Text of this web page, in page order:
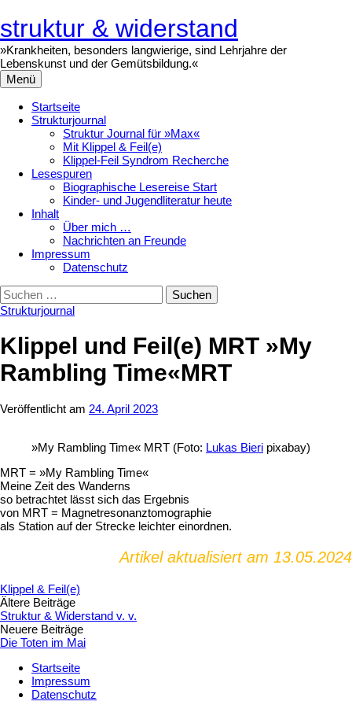
Inhalt
überspringen
struktur & widerstand
»Krankheiten, besonders langwierige, sind Lehrjahre der
Lebenskunst und der Gemütsbildung.«
Menü
Startseite
Strukturjournal
Struktur Journal für »Max«
Mit Klippel & Feil(e)
Klippel-Feil Syndrom Recherche
Lesespuren
Biographische Lesereise Start
Kinder- und Jugendliteratur heute
Inhalt
Über mich …
Nachrichten an Freunde
Impressum
Datenschutz
Suchen
nach:
Strukturjournal
Klippel und Feil(e) MRT »My
Rambling Time«MRT
Veröffentlicht am 24. April 2023
»My Rambling Time« MRT (Foto: Lukas Bieri pixabay)
MRT = »My Rambling Time«
Meine Zeit des Wanderns
so betrachtet lässt sich das Ergebnis
von MRT = Magnetresonanztomographie
als Station auf der Strecke leichter einordnen.
Artikel aktualisiert am 13.05.2024
Klippel & Feil(e)
Beitragsnavigation
Ältere Beiträge
Struktur & Widerstand v. v.
Neuere Beiträge
Die Toten im Mai
Startseite
Impressum
Datenschutz